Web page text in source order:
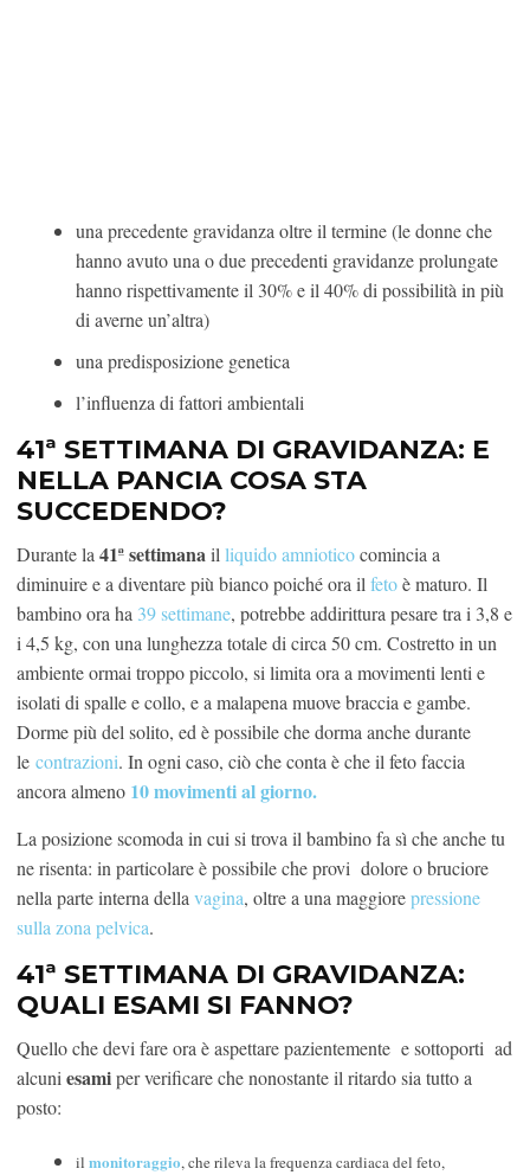
una precedente gravidanza oltre il termine (le donne che
hanno avuto una o due precedenti gravidanze prolungate
hanno rispettivamente il 30% e il 40% di possibilità in più
di averne un’altra)
una predisposizione genetica
l’influenza di fattori ambientali
41ª SETTIMANA DI GRAVIDANZA: E
NELLA PANCIA COSA STA
SUCCEDENDO?
Durante la 41ªsettimanail liquido amnioticocomincia a
diminuire e a diventare più bianco poiché ora il fetoè maturo. Il
bambino ora ha 39 settimane, potrebbe addirittura pesare tra i 3,8 e
i 4,5 kg, con una lunghezza totale di circa 50 cm. Costretto in un
ambiente ormai troppo piccolo, si limita ora a movimenti lenti e
isolati di spalle e collo, e a malapena muove braccia e gambe.
Dorme più del solito, ed è possibile che dorma anche durante
le contrazioni. In ogni caso, ciò che conta è che il feto faccia
ancora almeno 10 movimenti al giorno.
La posizione scomoda in cui si trova il bambino fa sì che anche tu
ne risenta: in particolare è possibile che provi dolore o bruciore
nella parte interna della vagina, oltre a una maggiorepressione
sulla zona pelvica.
41ª SETTIMANA DI GRAVIDANZA:
QUALI ESAMI SI FANNO?
Quello che devi fare ora è aspettare pazientemente e sottoporti ad
alcuni esamiper verificare che nonostante il ritardo sia tutto a
posto:
il monitoraggio, che rileva la frequenza cardiaca del feto,